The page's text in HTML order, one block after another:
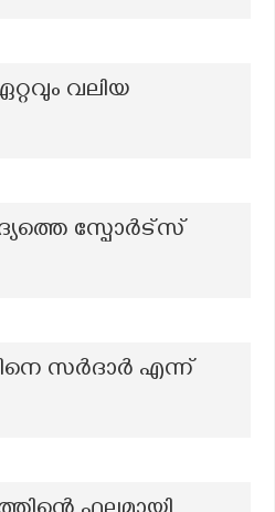
വലിയ
സ്പോർട്സ്
സർദാർ എന്ന്